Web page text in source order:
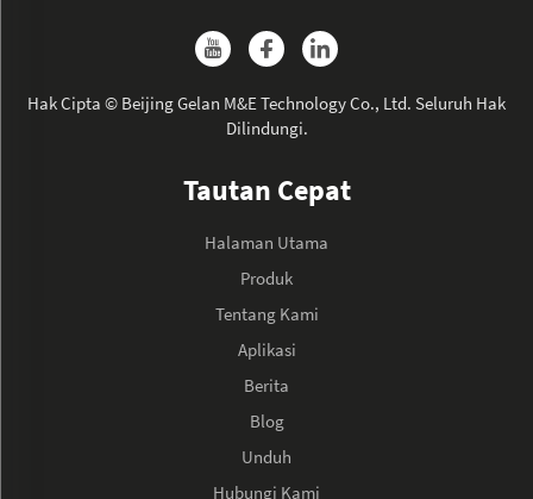
Hak Cipta © Beijing Gelan M&E Technology Co., Ltd. Seluruh Hak
Dilindungi.
Tautan Cepat
Halaman Utama
Produk
Tentang Kami
Aplikasi
Berita
Blog
Unduh
Hubungi Kami